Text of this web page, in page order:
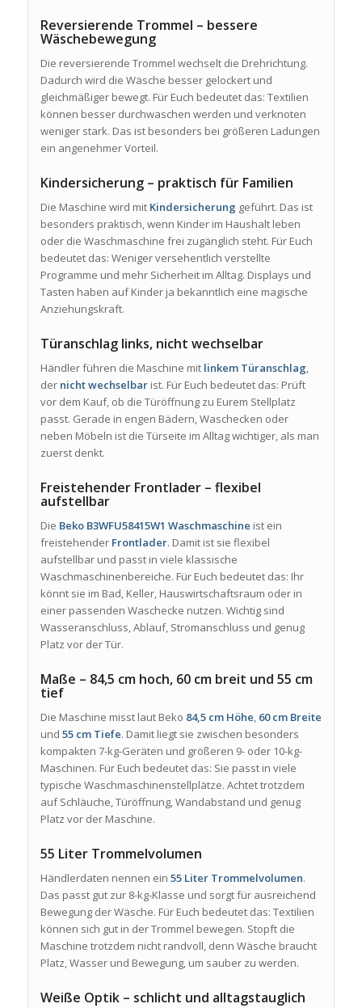
Reversierende Trommel – bessere
Wäschebewegung
Die reversierende Trommel wechselt die Drehrichtung.
Dadurch wird die Wäsche besser gelockert und
gleichmäßiger bewegt. Für Euch bedeutet das: Textilien
können besser durchwaschen werden und verknoten
weniger stark. Das ist besonders bei größeren Ladungen
ein angenehmer Vorteil.
Kindersicherung – praktisch für Familien
Die Maschine wird mit Kindersicherung geführt. Das ist
besonders praktisch, wenn Kinder im Haushalt leben
oder die Waschmaschine frei zugänglich steht. Für Euch
bedeutet das: Weniger versehentlich verstellte
Programme und mehr Sicherheit im Alltag. Displays und
Tasten haben auf Kinder ja bekanntlich eine magische
Anziehungskraft.
Türanschlag links, nicht wechselbar
Händler führen die Maschine mit linkem Türanschlag,
der nicht wechselbarist. Für Euch bedeutet das: Prüft
vor dem Kauf, ob die Türöffnung zu Eurem Stellplatz
passt. Gerade in engen Bädern, Waschecken oder
neben Möbeln ist die Türseite im Alltag wichtiger, als man
zuerst denkt.
Freistehender Frontlader – flexibel
aufstellbar
Die Beko B3WFU58415W1 Waschmaschine ist ein
freistehender Frontlader. Damit ist sie flexibel
aufstellbar und passt in viele klassische
Waschmaschinenbereiche. Für Euch bedeutet das: Ihr
könnt sie im Bad, Keller, Hauswirtschaftsraum oder in
einer passenden Waschecke nutzen. Wichtig sind
Wasseranschluss, Ablauf, Stromanschluss und genug
Platz vor der Tür.
Maße – 84,5 cm hoch, 60 cm breit und 55 cm
tief
Die Maschine misst laut Beko 84,5 cm Höhe, 60 cm Breite
und 55 cm Tiefe. Damit liegt sie zwischen besonders
kompakten 7-kg-Geräten und größeren 9- oder 10-kg-
Maschinen. Für Euch bedeutet das: Sie passt in viele
typische Waschmaschinenstellplätze. Achtet trotzdem
auf Schläuche, Türöffnung, Wandabstand und genug
Platz vor der Maschine.
55 Liter Trommelvolumen
Händlerdaten nennen ein 55 Liter Trommelvolumen.
Das passt gut zur 8-kg-Klasse und sorgt für ausreichend
Bewegung der Wäsche. Für Euch bedeutet das: Textilien
können sich gut in der Trommel bewegen. Stopft die
Maschine trotzdem nicht randvoll, denn Wäsche braucht
Platz, Wasser und Bewegung, um sauber zu werden.
Weiße Optik – schlicht und alltagstauglich